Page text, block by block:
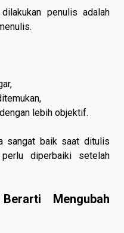
penulis adalah
lebih objektif.
sangat baik saat ditulis
diperbaiki setelah
Mengubah